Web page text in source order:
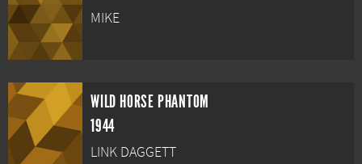
MIKE
WILD HORSE PHANTOM
1944
LINK DAGGETT